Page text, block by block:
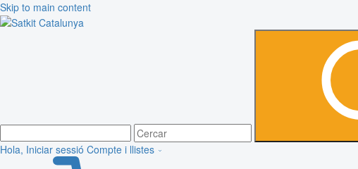
Skip to main content
Hola, Iniciar sessió Compte i llistes